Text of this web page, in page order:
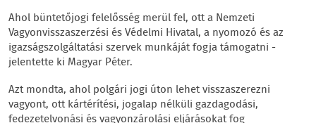
Ahol büntetőjogi felelősség merül fel, ott a Nemzeti
Vagyonvisszaszerzési és Védelmi Hivatal, a nyomozó és az
igazságszolgáltatási szervek munkáját fogja támogatni -
jelentette ki Magyar Péter.
Azt mondta, ahol polgári jogi úton lehet visszaszerezni
vagyont, ott kártérítési, jogalap nélküli gazdagodási,
fedezetelvonási és vagyonzárolási eljárásokat fog